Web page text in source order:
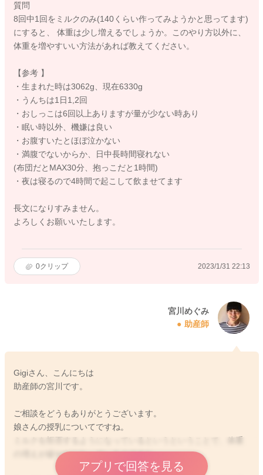
質問
8回中1回をミルクのみ(140くらい作ってみようかと思ってます)
にすると、 体重は少し増えるでしょうか。このやり方以外に、
体重を増やすいい方法があれば教えてください。
【参考 】
・生まれた時は3062g、現在6330g
・うんちは1日1,2回
・おしっこは6回以上ありますが量が少ない時あり
・眠い時以外、機嫌は良い
・お腹すいたとほぼ泣かない
・満腹でないからか、日中長時間寝れない
(布団だとMAX30分、抱っこだと1時間)
・夜は寝るので4時間で起こして飲ませてます
長文になりすみません。
よろしくお願いいたします。
0クリップ 2023/1/31 22:13
宮川めぐみ
助産師
Gigiさん、こんにちは
助産師の宮川です。
ご相談をどうもありがとうございます。
娘さんの授乳についてですね。
の増えが緩やかになっているのですね。
アプリで回答を見る